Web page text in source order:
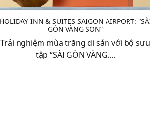
HOLIDAY INN & SUITES SAIGON AIRPORT: “SÀI
GÒN VÀNG SON”